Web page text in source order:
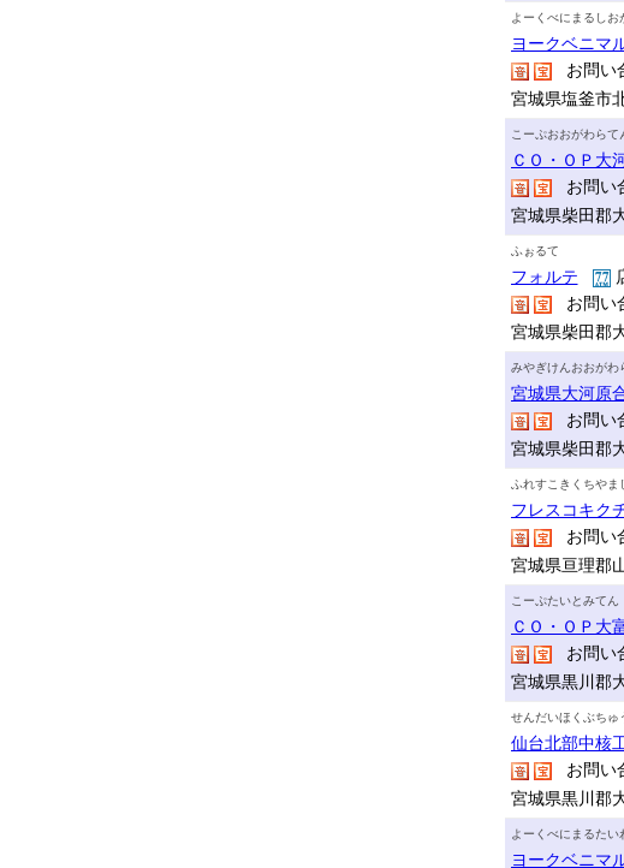
よーくべにまるしお
ヨークベニマ
お問い
宮城県塩釜市
こーぷおおがわらて
ＣＯ・ＯＰ大
お問い
宮城県柴田郡
ふぉるて
フォルテ
お問い
宮城県柴田郡
みやぎけんおおがわ
宮城県大河原
お問い
宮城県柴田郡
ふれすこきくちやま
フレスコキク
お問い
宮城県亘理郡
こーぷたいとみてん
ＣＯ・ＯＰ大
お問い
宮城県黒川郡
せんだいほくぶちゅ
仙台北部中核
お問い
宮城県黒川郡
よーくべにまるたい
ヨークベニマ